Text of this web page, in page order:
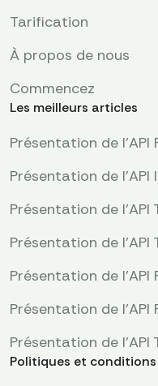
Tarification
À propos de nous
Commencez
Les meilleurs articles
Présentation de l'API
Présentation de l'API
Présentation de l'API
Présentation de l'API
Présentation de l'API
Présentation de l’API
Présentation de l'API
Politiques et conditions